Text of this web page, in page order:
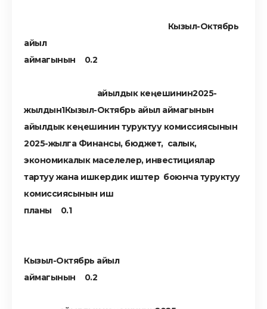
Кызыл-Октябрь
айыл
аймагынын
айылдык кеңешинин2025-
жылдын Кызыл-Октябрь айыл аймагынын
айылдык кеңешинин туруктуу комиссиясынын
2025-жылга Финансы, бюджет, салык,
экономикалык маселелер, инвестициялар
тартуу жана ишкердик иштер боюнча туруктуу
комиссиясынын иш
планы
Кызыл-Октябрь айыл
аймагынын